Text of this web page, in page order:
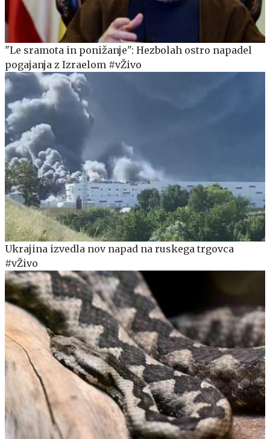
"Le sramota in ponižanje": Hezbolah ostro napadel
pogajanja z Izraelom #vŽivo
Ukrajina izvedla nov napad na ruskega trgovca
#vŽivo